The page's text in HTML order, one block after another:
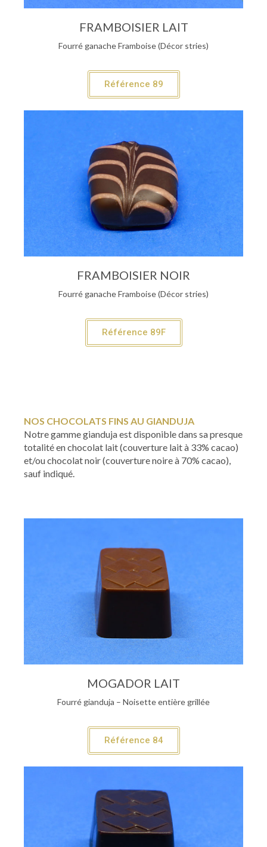
FRAMBOISIER LAIT
Fourré ganache Framboise (Décor stries)
Référence 89
FRAMBOISIER NOIR
Fourré ganache Framboise (Décor stries)
Référence 89F
NOS CHOCOLATS FINS AU GIANDUJA
Notre gamme gianduja est disponible dans sa presque
totalité en chocolat lait (couverture lait à 33% cacao)
et/ou chocolat noir (couverture noire à 70% cacao),
sauf indiqué.
MOGADOR LAIT
Fourré gianduja – Noisette entière grillée
Référence 84